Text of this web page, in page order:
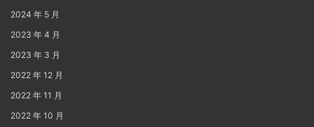
2024 年 5 月
2023 年 4 月
2023 年 3 月
2022 年 12 月
2022 年 11 月
2022 年 10 月